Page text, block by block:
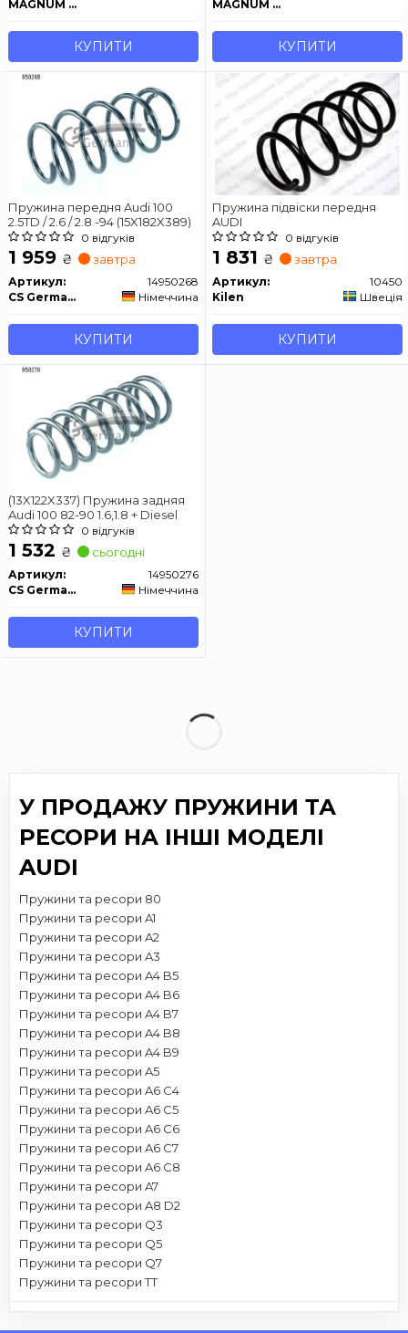
MAGNUM TECHNOLOGY
КУПИТИ
MAGNUM TECHNOLOGY
КУПИТИ
Пружина передня Audi 100
2.5TD / 2.6 / 2.8 -94 (15X182X389)
0 відгуків
1 959 ₴ завтра
Артикул:
14950268
CS Germany
Німеччина
КУПИТИ
Пружина підвіски передня
AUDI
0 відгуків
1 831 ₴ завтра
Артикул:
10450
Kilen
Швеція
КУПИТИ
(13X122X337) Пружина задняя
Audi 100 82-90 1.6,1.8 + Diesel
0 відгуків
1 532 ₴ сьогодні
Артикул:
14950276
CS Germany
Німеччина
КУПИТИ
У ПРОДАЖУ ПРУЖИНИ ТА
РЕСОРИ НА ІНШІ МОДЕЛІ
AUDI
Пружини та ресори 80
Пружини та ресори A1
Пружини та ресори A2
Пружини та ресори A3
Пружини та ресори A4 B5
Пружини та ресори A4 B6
Пружини та ресори A4 B7
Пружини та ресори A4 B8
Пружини та ресори A4 B9
Пружини та ресори A5
Пружини та ресори A6 C4
Пружини та ресори A6 C5
Пружини та ресори A6 C6
Пружини та ресори A6 C7
Пружини та ресори A6 C8
Пружини та ресори A7
Пружини та ресори A8 D2
Пружини та ресори Q3
Пружини та ресори Q5
Пружини та ресори Q7
Пружини та ресори TT